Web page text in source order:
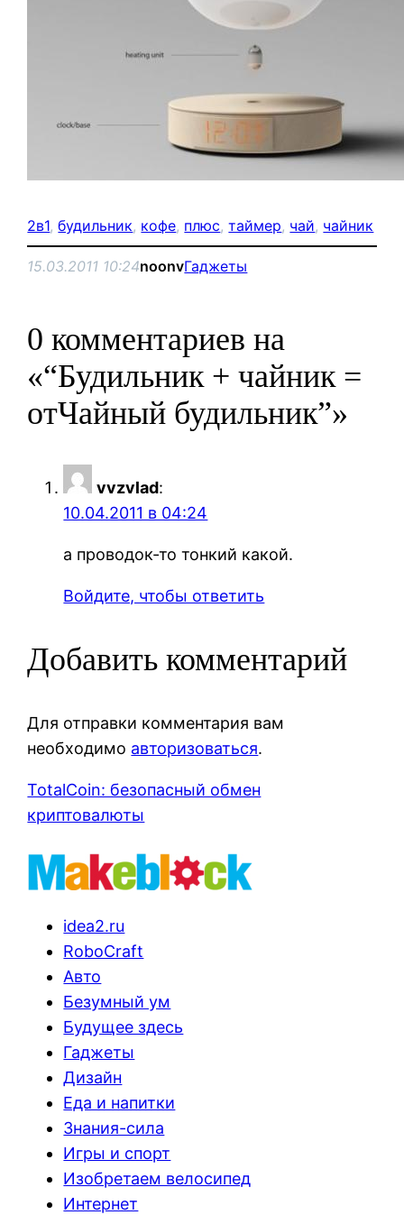
2в1, будильник, кофе, плюс, таймер, чай, чайник
15.03.2011 10:24noonvГаджеты
0 комментариев на
«“Будильник + чайник =
отЧайный будильник”»
vvzvlad:
10.04.2011 в 04:24
а проводок-то тонкий какой.
Войдите, чтобы ответить
Добавить комментарий
Для отправки комментария вам
необходимо авторизоваться.
TotalCoin: безопасный обмен
криптовалюты
idea2.ru
RoboCraft
Авто
Безумный ум
Будущее здесь
Гаджеты
Дизайн
Еда и напитки
Знания-сила
Игры и спорт
Изобретаем велосипед
Интернет